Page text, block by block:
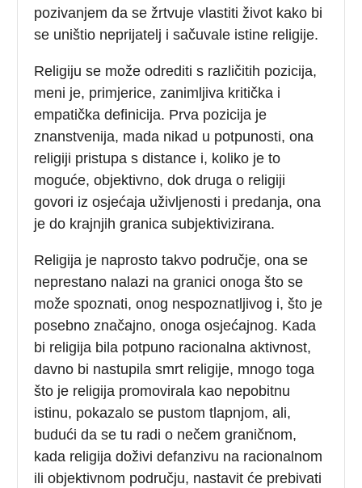
pozivanjem da se žrtvuje vlastiti život kako bi
se uništio neprijatelj i sačuvale istine religije.
Religiju se može odrediti s različitih pozicija,
meni je, primjerice, zanimljiva kritička i
empatička definicija. Prva pozicija je
znanstvenija, mada nikad u potpunosti, ona
religiji pristupa s distance i, koliko je to
moguće, objektivno, dok druga o religiji
govori iz osjećaja uživljenosti i predanja, ona
je do krajnjih granica subjektivizirana.
Religija je naprosto takvo područje, ona se
neprestano nalazi na granici onoga što se
može spoznati, onog nespoznatljivog i, što je
posebno značajno, onoga osjećajnog. Kada
bi religija bila potpuno racionalna aktivnost,
davno bi nastupila smrt religije, mnogo toga
što je religija promovirala kao nepobitnu
istinu, pokazalo se pustom tlapnjom, ali,
budući da se tu radi o nečem graničnom,
kada religija doživi defanzivu na racionalnom
ili objektivnom području, nastavit će prebivati